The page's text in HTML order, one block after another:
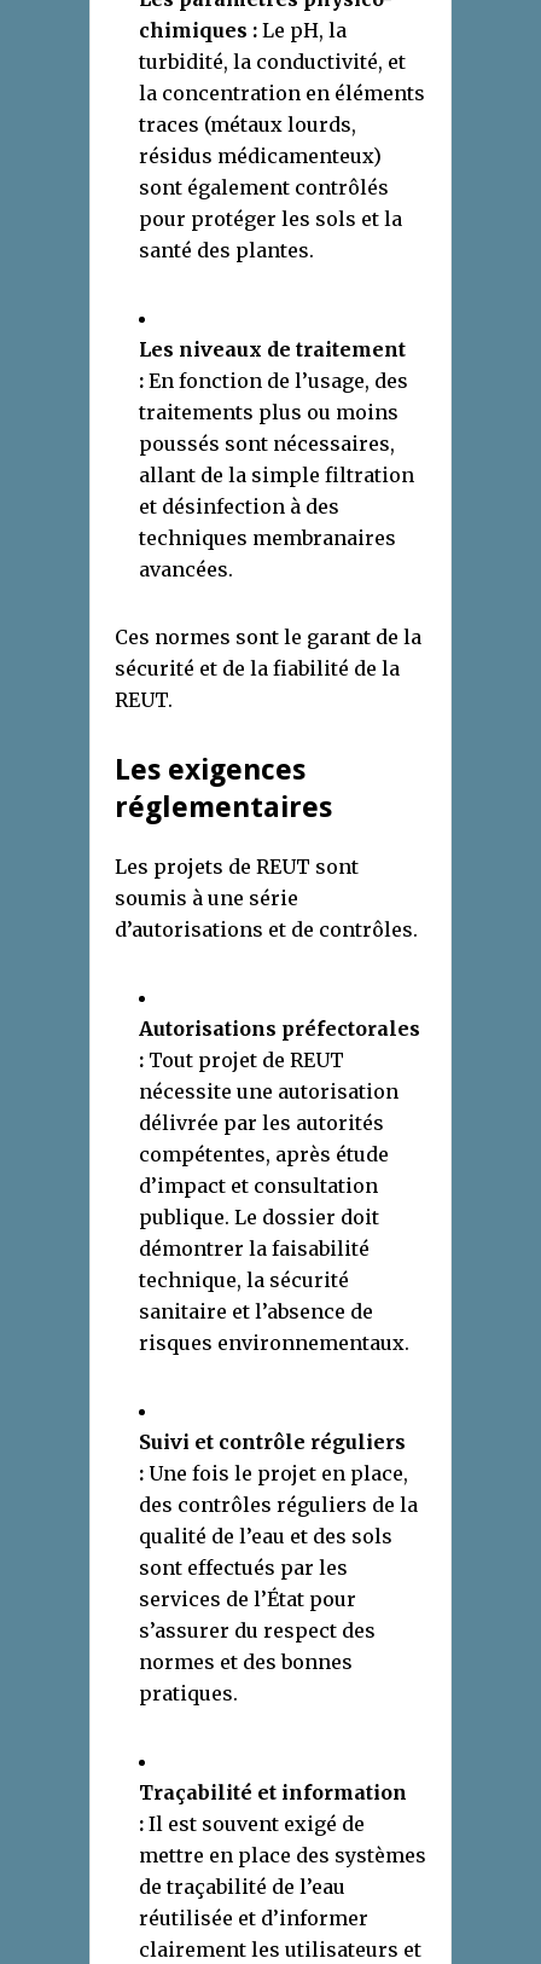
chimiques : Le pH, la
turbidité, la conductivité, et
la concentration en éléments
traces (métaux lourds,
résidus médicamenteux)
sont également contrôlés
pour protéger les sols et la
santé des plantes.
Les niveaux de traitement
: En fonction de l’usage, des
traitements plus ou moins
poussés sont nécessaires,
allant de la simple filtration
et désinfection à des
techniques membranaires
avancées.
Ces normes sont le garant de la
sécurité et de la fiabilité de la
REUT.
Les exigences
réglementaires
Les projets de REUT sont
soumis à une série
d’autorisations et de contrôles.
Autorisations préfectorales
: Tout projet de REUT
nécessite une autorisation
délivrée par les autorités
compétentes, après étude
d’impact et consultation
publique. Le dossier doit
démontrer la faisabilité
technique, la sécurité
sanitaire et l’absence de
risques environnementaux.
Suivi et contrôle réguliers
: Une fois le projet en place,
des contrôles réguliers de la
qualité de l’eau et des sols
sont effectués par les
services de l’État pour
s’assurer du respect des
normes et des bonnes
pratiques.
Traçabilité et information
: Il est souvent exigé de
mettre en place des systèmes
de traçabilité de l’eau
réutilisée et d’informer
clairement les utilisateurs et